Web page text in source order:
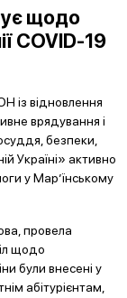
щодо
COVID-19
із відновлення
врядування і
безпеки,
Україні» активно
у Мар’їнському
провела
щодо
були внесені у
абітурієнтам,